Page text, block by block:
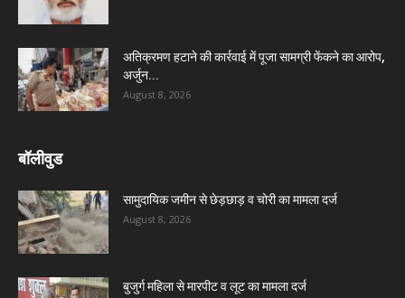
अतिक्रमण हटाने की कार्रवाई में पूजा सामग्री फेंकने का आरोप,
अर्जुन...
August 8, 2026
बॉलीवुड
सामुदायिक जमीन से छेड़छाड़ व चोरी का मामला दर्ज
August 8, 2026
बुजुर्ग महिला से मारपीट व लूट का मामला दर्ज